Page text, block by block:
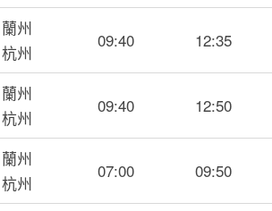
蘭州
杭州
09:40 12:35
蘭州
杭州
09:40 12:50
蘭州
杭州
07:00 09:50